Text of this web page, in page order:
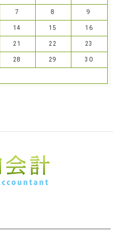
7 8 9
14 15 16
21 22 23
28 29 30